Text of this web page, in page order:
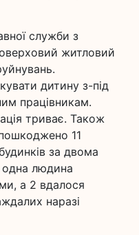
служби з
житловий
дитину з-під
працівникам.
триває. Також
11
за двома
людина
а 2 вдалося
наразі